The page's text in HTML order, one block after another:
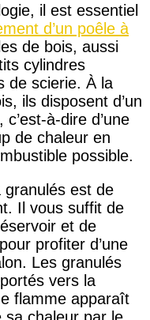
il est essentiel
d’un poêle à
de bois, aussi
cylindres
de scierie. À la
ils disposent d’un
à-dire d’une
de chaleur en
possible.
granulés est de
Il vous suffit de
et de
profiter d’une
Les granulés
vers la
flamme apparaît